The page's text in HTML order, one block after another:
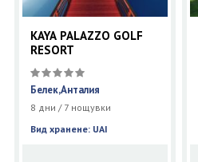
KAYA PALAZZO GOLF
RESORT
Белек,Анталия
8 дни / 7 нощувки
Вид хранене: UAI